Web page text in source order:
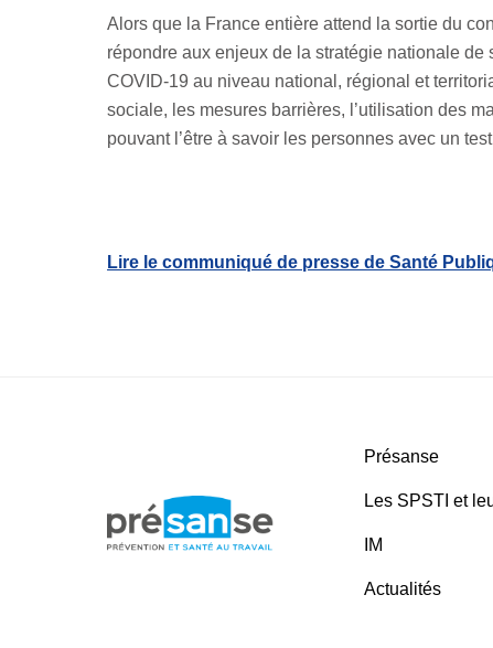
Alors que la France entière attend la sortie du
répondre aux enjeux de la stratégie nationale
COVID-19 au niveau national, régional et
sociale, les mesures barrières, l’utilisation des
pouvant l’être à savoir les personnes avec un
Lire le communiqué de presse de Santé
Présanse
Les SPSTI et
IM
Actualités